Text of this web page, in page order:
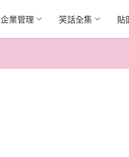
企業管理 笑話全集 貼